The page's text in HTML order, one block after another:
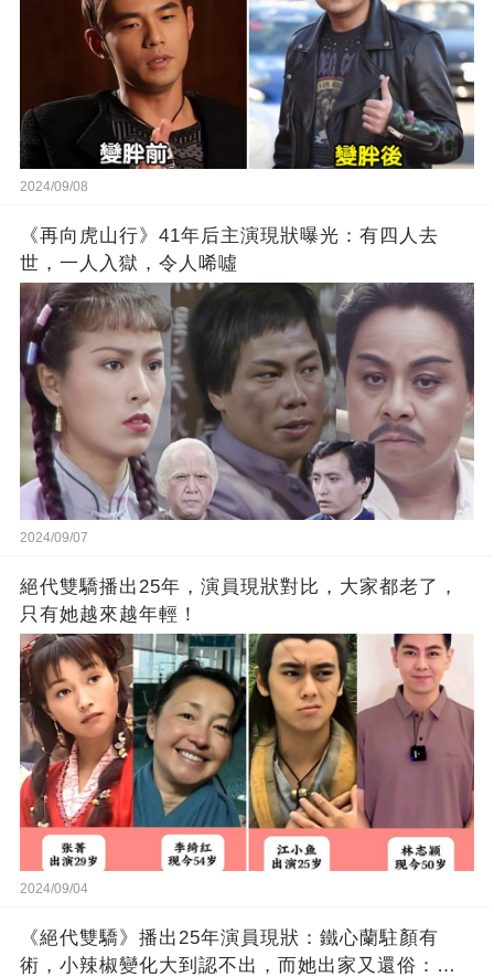
2024/09/08
《再向虎山行》41年后主演現狀曝光：有四人去
世，一人入獄，令人唏噓
2024/09/07
絕代雙驕播出25年，演員現狀對比，大家都老了，
只有她越來越年輕！
2024/09/04
《絕代雙驕》播出25年演員現狀：鐵心蘭駐顏有
術，小辣椒變化大到認不出，而她出家又還俗：不